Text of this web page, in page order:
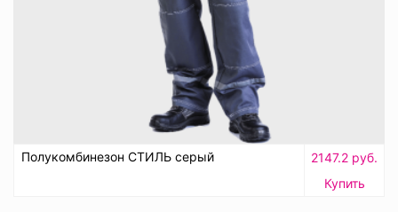
Полукомбинезон СТИЛЬ серый
2147.2 руб.
Купить